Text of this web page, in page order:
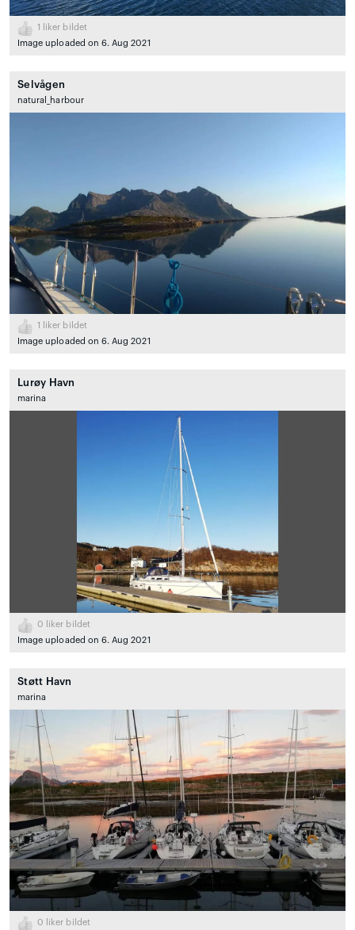
1
liker bildet
Image uploaded on 6. Aug 2021
Selvågen
natural_harbour
1
liker bildet
Image uploaded on 6. Aug 2021
Lurøy Havn
marina
0 liker bildet
Image uploaded on 6. Aug 2021
Støtt Havn
marina
0 liker bildet